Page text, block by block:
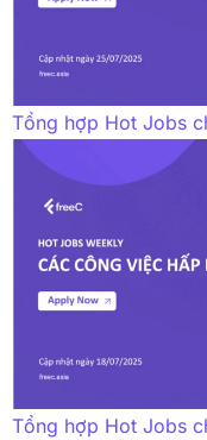
Tổng hợp Hot Jobs
Tổng hợp Hot Jobs